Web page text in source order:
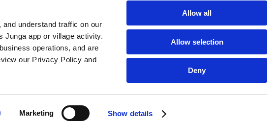
understand traffic on our
Junga app or village activity.
operations, and are
our Privacy Policy and
Marketing Show details
Allow all
Allow selection
Deny
करने का दावा नहीं करता है। इसका उद्देश्य केवल शोध-समर्थित बाल व्यवहार कार्यक्रमों